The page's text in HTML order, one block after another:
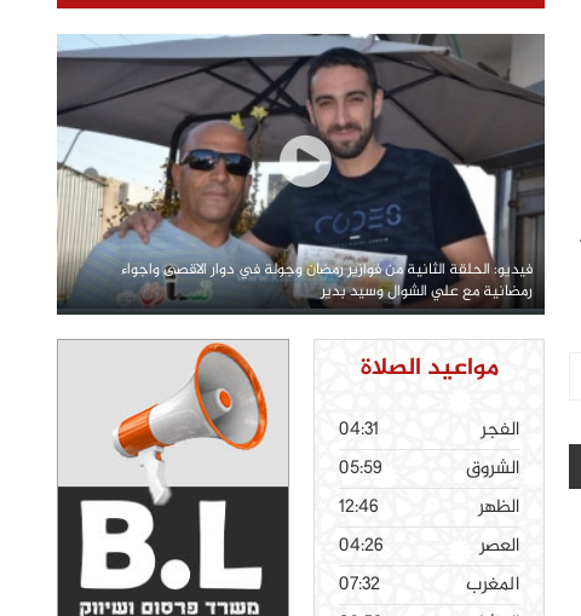
فيديو: الحلقة الثانية من فوازير رمضان وجولة في دوار الاقصى واجواء
رمضانية مع علي الشوال وسيد بدير
مواعيد الصلاة
الفجر
04:31
الشروق
05:59
الظهر
12:46
العصر
04:26
المغرب
07:32